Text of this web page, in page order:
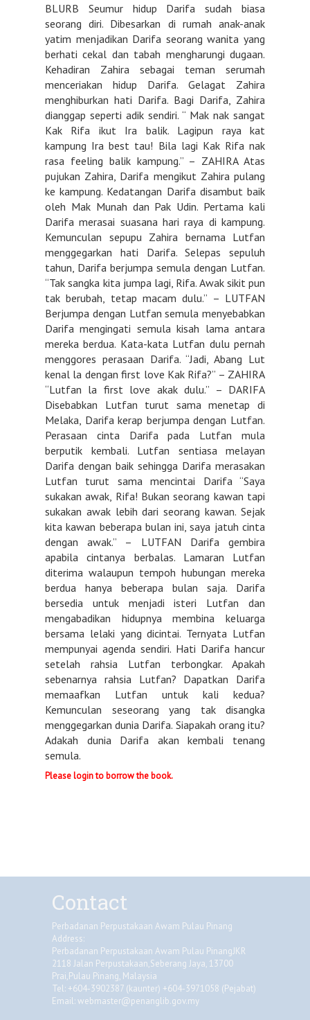
BLURB Seumur hidup Darifa sudah biasa
seorang diri. Dibesarkan di rumah anak-anak
yatim menjadikan Darifa seorang wanita yang
berhati cekal dan tabah mengharungi dugaan.
Kehadiran Zahira sebagai teman serumah
menceriakan hidup Darifa. Gelagat Zahira
menghiburkan hati Darifa. Bagi Darifa, Zahira
dianggap seperti adik sendiri. “ Mak nak sangat
Kak Rifa ikut Ira balik. Lagipun raya kat
kampung Ira best tau! Bila lagi Kak Rifa nak
rasa feeling balik kampung.” – ZAHIRA Atas
pujukan Zahira, Darifa mengikut Zahira pulang
ke kampung. Kedatangan Darifa disambut baik
oleh Mak Munah dan Pak Udin. Pertama kali
Darifa merasai suasana hari raya di kampung.
Kemunculan sepupu Zahira bernama Lutfan
menggegarkan hati Darifa. Selepas sepuluh
tahun, Darifa berjumpa semula dengan Lutfan.
“Tak sangka kita jumpa lagi, Rifa. Awak sikit pun
tak berubah, tetap macam dulu.” – LUTFAN
Berjumpa dengan Lutfan semula menyebabkan
Darifa mengingati semula kisah lama antara
mereka berdua. Kata-kata Lutfan dulu pernah
menggores perasaan Darifa. “Jadi, Abang Lut
kenal la dengan first love Kak Rifa?” – ZAHIRA
“Lutfan la first love akak dulu.” – DARIFA
Disebabkan Lutfan turut sama menetap di
Melaka, Darifa kerap berjumpa dengan Lutfan.
Perasaan cinta Darifa pada Lutfan mula
berputik kembali. Lutfan sentiasa melayan
Darifa dengan baik sehingga Darifa merasakan
Lutfan turut sama mencintai Darifa “Saya
sukakan awak, Rifa! Bukan seorang kawan tapi
sukakan awak lebih dari seorang kawan. Sejak
kita kawan beberapa bulan ini, saya jatuh cinta
dengan awak.” – LUTFAN Darifa gembira
apabila cintanya berbalas. Lamaran Lutfan
diterima walaupun tempoh hubungan mereka
berdua hanya beberapa bulan saja. Darifa
bersedia untuk menjadi isteri Lutfan dan
mengabadikan hidupnya membina keluarga
bersama lelaki yang dicintai. Ternyata Lutfan
mempunyai agenda sendiri. Hati Darifa hancur
setelah rahsia Lutfan terbongkar. Apakah
sebenarnya rahsia Lutfan? Dapatkan Darifa
memaafkan Lutfan untuk kali kedua?
Kemunculan seseorang yang tak disangka
menggegarkan dunia Darifa. Siapakah orang itu?
Adakah dunia Darifa akan kembali tenang
semula.
Please login to borrow the book.
Contact
Perbadanan Perpustakaan Awam Pulau Pinang
Address:
Perbadanan Perpustakaan Awam Pulau PinangJKR
2118 Jalan Perpustakaan,Seberang Jaya, 13700
Prai,Pulau Pinang, Malaysia
Tel: +604-3902387 (kaunter) +604-3971058 (Pejabat)
Email:webmaster@penanglib.gov.my